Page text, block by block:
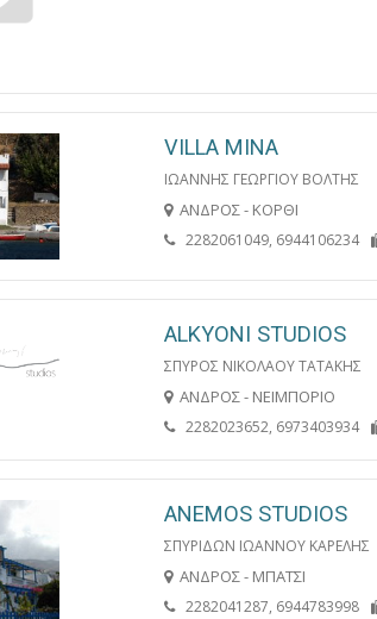
VILLA MINA
ΙΩΑΝΝΗΣ ΓΕΩΡΓΙΟΥ ΒΟΛΤΗΣ
ΑΝΔΡΟΣ - ΚΟΡΘΙ
2282061049, 6944106234
ALKYONI STUDIOS
ΣΠΥΡΟΣ ΝΙΚΟΛΑΟΥ ΤΑΤΑΚΗΣ
ΑΝΔΡΟΣ - ΝΕΙΜΠΟΡΙΟ
2282023652, 6973403934
ANEMOS STUDIOS
ΣΠΥΡΙΔΩΝ ΙΩΑΝΝΟΥ ΚΑΡΕΛΗΣ
ΑΝΔΡΟΣ - ΜΠΑΤΣΙ
2282041287, 6944783998